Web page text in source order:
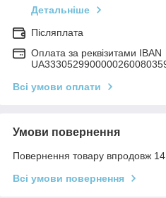
Детальніше
Післяплата
Оплата за реквізитами IBAN
Всі умови оплати
Умови повернення
Повернення товару впродовж 14
Всі умови повернення